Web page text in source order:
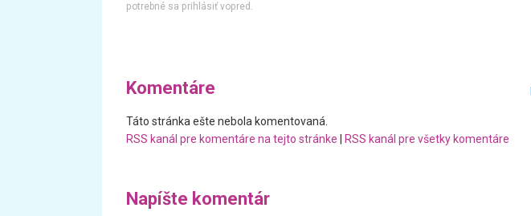
potrebné sa prihlásiť vopred.
Komentáre
Táto stránka ešte nebola komentovaná.
RSS kanál pre komentáre na tejto stránke
RSS kanál pre všetky komentáre
Napíšte komentár